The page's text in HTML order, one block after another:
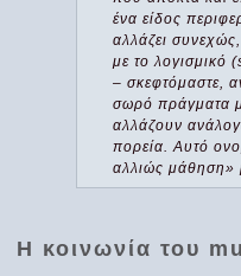
ένα είδος
αλλάζει
με το λογισμικό
– σκεφτόμαστε,
σωρό πράγματα
αλλάζουν
πορεία. Αυτό
αλλιώς μάθηση»
Η κοινωνία του